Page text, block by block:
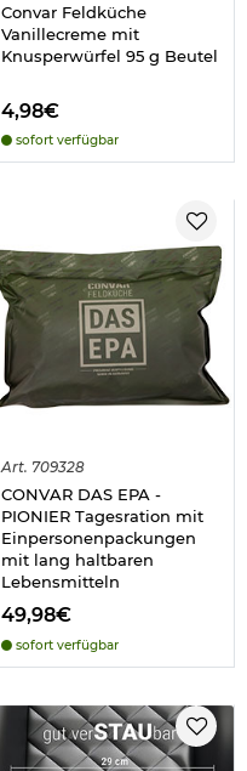
Convar Feldküche
Vanillecreme mit
Knusperwürfel 95 g Beutel
4,98€
sofort verfügbar
Art. 709328
CONVAR DAS EPA -
PIONIER Tagesration mit
Einpersonenpackungen
mit lang haltbaren
Lebensmitteln
49,98€
sofort verfügbar